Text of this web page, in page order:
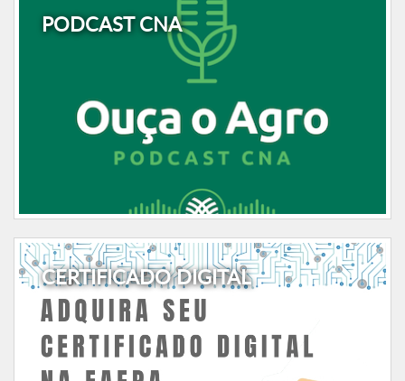
PODCAST CNA
CERTIFICADO DIGITAL